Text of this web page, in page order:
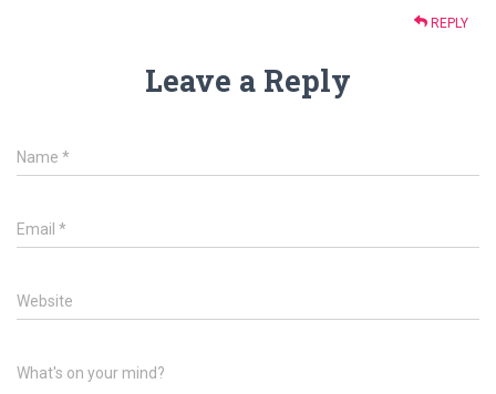
REPLY
Leave a Reply
Name *
Email *
Website
What's on your mind?